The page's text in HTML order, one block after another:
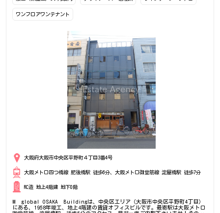
ワンフロアワンテナント
大阪府大阪市中央区平野町４丁目3番4号
大阪メトロ四つ橋線 肥後橋駅 徒歩6分、大阪メトロ御堂筋線 淀屋橋駅 徒歩7分
RC造 地上4階建 地下0階
M global OSAKA Buildingは、中央区エリア（大阪市中央区平野町4丁目）
にある、1958年竣工、地上4階建の賃貸オフィスビルです。最寄駅は大阪メトロ